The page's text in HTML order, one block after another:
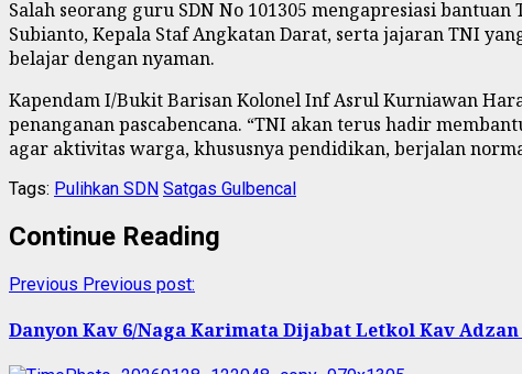
Salah seorang guru SDN No 101305 mengapresiasi
Subianto, Kepala Staf Angkatan Darat, serta jajaran TNI
belajar dengan nyaman.
Kapendam I/Bukit Barisan Kolonel Inf Asrul Kurniawan
penanganan pascabencana. “TNI akan terus hadir
agar aktivitas warga, khususnya pendidikan, berjalan
Tags: Pulihkan SDN Satgas Gulbencal
Continue Reading
Previous Previous post:
Danyon Kav 6/Naga Karimata Dijabat Letkol Kav